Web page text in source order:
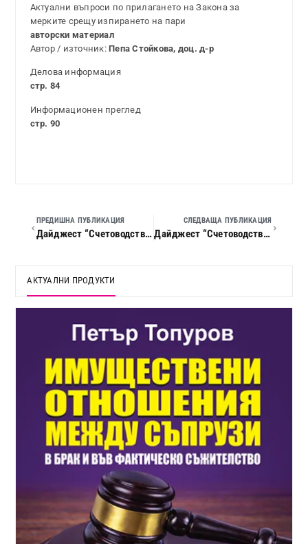
Актуални въпроси по прилагането на Закона за
мерките срещу изпирането на пари
авторски материал
Автор / източник:Пепа Стойкова, доц. д-р
Делова информация
стр. 84
Информационен преглед
стр. 90
ПРЕДИШНА ПУБЛИКАЦИЯ
Дайджест “Счетоводство, данъци и право”, 2019 г., кн. 01
СЛЕДВАЩА ПУБЛИКАЦИЯ
Дайджест “Счетоводство, данъци и право”, 2019 г., кн. 03
АКТУАЛНИ ПРОДУКТИ